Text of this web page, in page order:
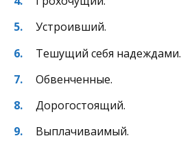
Устроивший.
Тешущий себя надеждами.
Обвенченные.
Дорогостоящий.
Выплачиваимый.